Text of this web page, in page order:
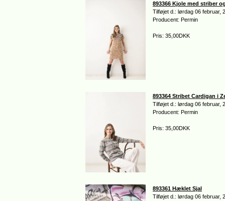
893366 Kjole med striber
Tilføjet d.: lørdag 06 februar,
Producent: Permin
Pris: 35,00DKK
893364 Stribet Cardigan i
Tilføjet d.: lørdag 06 februar,
Producent: Permin
Pris: 35,00DKK
893361 Hæklet Sjal
Tilføjet d.: lørdag 06 februar,